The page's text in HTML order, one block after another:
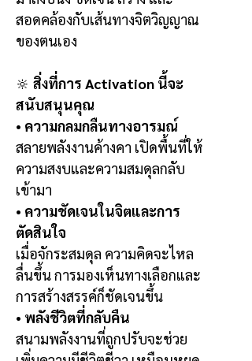
สอดคล้องกับเส้นทางจิตวิญญาณ
ของตนเอง
🔆 สิ่งที่การ Activation นี้จะ
สนับสนุนคุณ
• ความกลมกลืนทางอารมณ์
สลายพลังงานค้างคา เปิดพื้นที่ให้
ความสงบและความสมดุลกลับ
เข้ามา
• ความชัดเจนในจิตและการ
ตัดสินใจ
เมื่อจักระสมดุล ความคิดจะไหล
ลื่นขึ้น การมองเห็นทางเลือกและ
การสร้างสรรค์ก็ชัดเจนขึ้น
• พลังชีวิตที่กลับคืน
สนามพลังงานที่ถูกปรับจะช่วย